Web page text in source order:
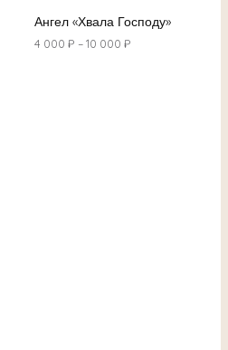
Ангел «Хвала Господу»
4 000 ₽ –10 000 ₽